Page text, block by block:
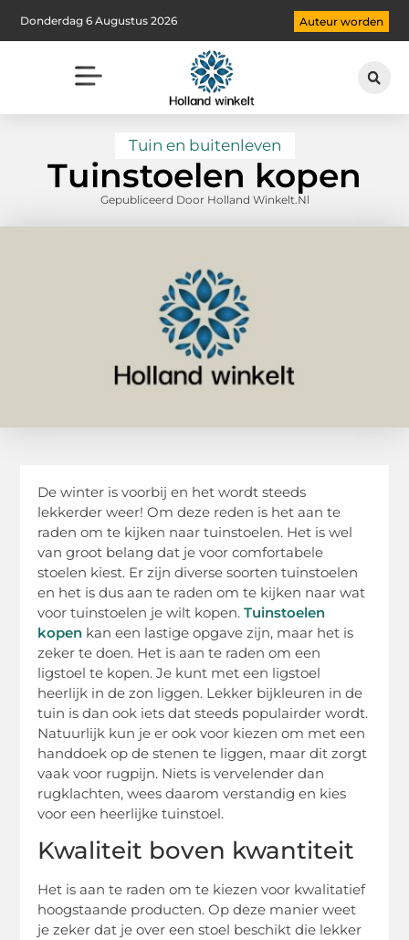
Donderdag 6 Augustus 2026 Auteur worden
Tuin en buitenleven
Tuinstoelen kopen
Gepubliceerd Door Holland Winkelt.nl
De winter is voorbij en het wordt steeds
lekkerder weer! Om deze reden is het aan te
raden om te kijken naar tuinstoelen. Het is wel
van groot belang dat je voor comfortabele
stoelen kiest. Er zijn diverse soorten tuinstoelen
en het is dus aan te raden om te kijken naar wat
voor tuinstoelen je wilt kopen.Tuinstoelen
kopen kan een lastige opgave zijn, maar het is
zeker te doen. Het is aan te raden om een
ligstoel te kopen. Je kunt met een ligstoel
heerlijk in de zon liggen. Lekker bijkleuren in de
tuin is dan ook iets dat steeds populairder wordt.
Natuurlijk kun je er ook voor kiezen om met een
handdoek op de stenen te liggen, maar dit zorgt
vaak voor rugpijn. Niets is vervelender dan
rugklachten, wees daarom verstandig en kies
voor een heerlijke tuinstoel.
Kwaliteit boven kwantiteit
Het is aan te raden om te kiezen voor kwalitatief
hoogstaande producten. Op deze manier weet
je zeker dat je over een stoel beschikt die lekker